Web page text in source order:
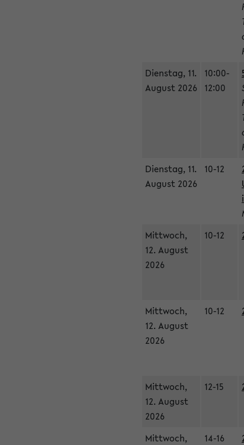
Dienstag, 11.
August 2026
10:00-
12:00
Dienstag, 11.
August 2026
10-12
Mittwoch,
12. August
2026
10-12
Mittwoch,
12. August
2026
10-12
Mittwoch,
12. August
2026
12-15
Mittwoch,
14-16